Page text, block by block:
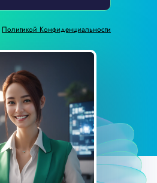
Политикой Конфиденциальности